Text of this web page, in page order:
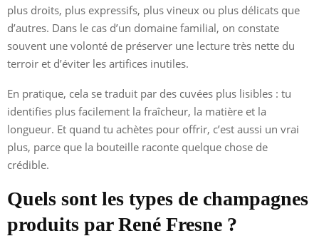
plus droits, plus expressifs, plus vineux ou plus délicats que
d’autres. Dans le cas d’un domaine familial, on constate
souvent une volonté de préserver une lecture très nette du
terroir et d’éviter les artifices inutiles.
En pratique, cela se traduit par des cuvées plus lisibles : tu
identifies plus facilement la fraîcheur, la matière et la
longueur. Et quand tu achètes pour offrir, c’est aussi un vrai
plus, parce que la bouteille raconte quelque chose de
crédible.
Quels sont les types de champagnes
produits par René Fresne ?